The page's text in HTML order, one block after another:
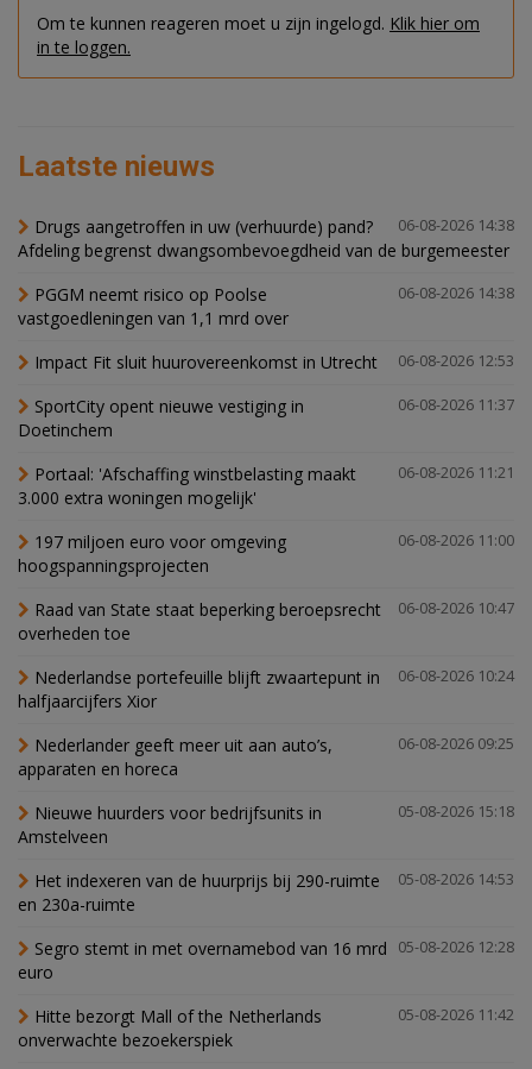
Om te kunnen reageren moet u zijn ingelogd. Klik hier om
in te loggen.
Laatste nieuws
06-08-2026 14:38
Drugs aangetroffen in uw (verhuurde) pand?
Afdeling begrenst dwangsombevoegdheid van de burgemeester
06-08-2026 14:38
PGGM neemt risico op Poolse
vastgoedleningen van 1,1 mrd over
06-08-2026 12:53
Impact Fit sluit huurovereenkomst in Utrecht
06-08-2026 11:37
SportCity opent nieuwe vestiging in
Doetinchem
06-08-2026 11:21
Portaal: 'Afschaffing winstbelasting maakt
3.000 extra woningen mogelijk'
06-08-2026 11:00
197 miljoen euro voor omgeving
hoogspanningsprojecten
06-08-2026 10:47
Raad van State staat beperking beroepsrecht
overheden toe
06-08-2026 10:24
Nederlandse portefeuille blijft zwaartepunt in
halfjaarcijfers Xior
06-08-2026 09:25
Nederlander geeft meer uit aan auto’s,
apparaten en horeca
05-08-2026 15:18
Nieuwe huurders voor bedrijfsunits in
Amstelveen
05-08-2026 14:53
Het indexeren van de huurprijs bij 290-ruimte
en 230a-ruimte
05-08-2026 12:28
Segro stemt in met overnamebod van 16 mrd
euro
05-08-2026 11:42
Hitte bezorgt Mall of the Netherlands
onverwachte bezoekerspiek